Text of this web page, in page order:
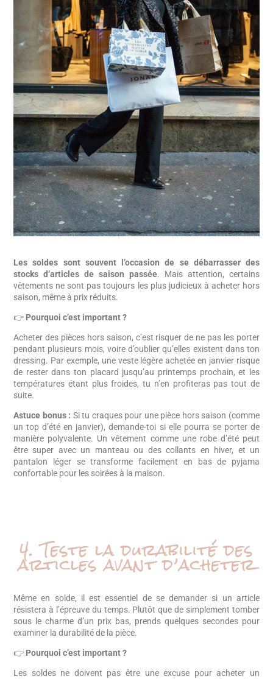
Les soldes sont souvent l’occasion de se débarrasser des
stocks d’articles de saison passée. Mais attention, certains
vêtements ne sont pas toujours les plus judicieux à acheter hors
saison, même à prix réduits.
👉 Pourquoi c’est important ?
Acheter des pièces hors saison, c’est risquer de ne pas les porter
pendant plusieurs mois, voire d’oublier qu’elles existent dans ton
dressing. Par exemple, une veste légère achetée en janvier risque
de rester dans ton placard jusqu’au printemps prochain, et les
températures étant plus froides, tu n’en profiteras pas tout de
suite.
Astuce bonus : Si tu craques pour une pièce hors saison (comme
un top d’été en janvier), demande-toi si elle pourra se porter de
manière polyvalente. Un vêtement comme une robe d’été peut
être super avec un manteau ou des collants en hiver, et un
pantalon léger se transforme facilement en bas de pyjama
confortable pour les soirées à la maison.
4. Teste la durabilité des
articles avant d’acheter
Même en solde, il est essentiel de se demander si un article
résistera à l’épreuve du temps. Plutôt que de simplement tomber
sous le charme d’un prix bas, prends quelques secondes pour
examiner la durabilité de la pièce.
👉 Pourquoi c’est important ?
Les soldes ne doivent pas être une excuse pour acheter un